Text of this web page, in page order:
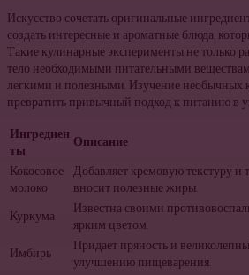
Искусство сочетать оригинальные
создать интересные и ароматные блюда,
Такие кулинарные эксперименты не только
тело необходимыми питательными
легкими и полезными. Изучение
превратить привычный подход к питанию в
Ингредиен
ты
Описание
Кокосовое
молоко
Добавляет кремовую текстуру и
вносит полезные жиры.
Куркума
Известна своими
ярким цветом.
Имбирь
Придает пряность и
улучшению пищеварения.